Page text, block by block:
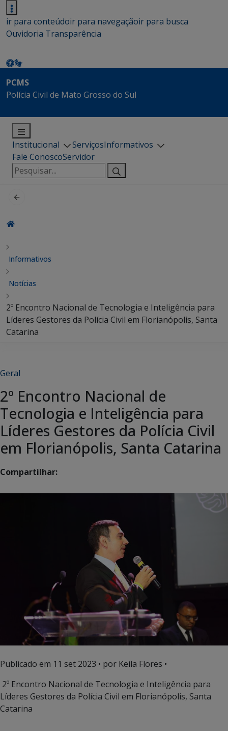
ir para conteúdoir para navegaçãoir para busca
Ouvidoria Transparência
PCMS
Polícia Civil de Mato Grosso do Sul
Institucional ServiçosInformativos
Fale ConoscoServidor
Pesquisar
por:
Informativos
Notícias
2º Encontro Nacional de Tecnologia e Inteligência para
Líderes Gestores da Polícia Civil em Florianópolis, Santa
Catarina
Geral
2º Encontro Nacional de
Tecnologia e Inteligência para
Líderes Gestores da Polícia Civil
em Florianópolis, Santa Catarina
Compartilhar:
Publicado em 11 set 2023 • por Keila Flores •
2º Encontro Nacional de Tecnologia e Inteligência para
Líderes Gestores da Polícia Civil em Florianópolis, Santa
Catarina